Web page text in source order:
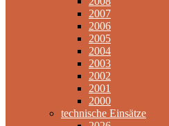
2007
2006
2005
2004
2003
2002
2001
2000
technische Einsätze